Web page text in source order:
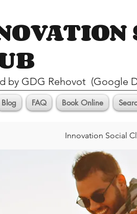
by GDG Rehovot (Google
Blog FAQ Book Online
Innovation Social